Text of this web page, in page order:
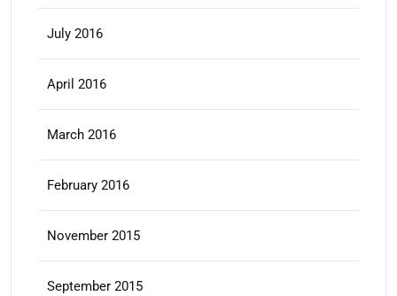
July 2016
April 2016
March 2016
February 2016
November 2015
September 2015